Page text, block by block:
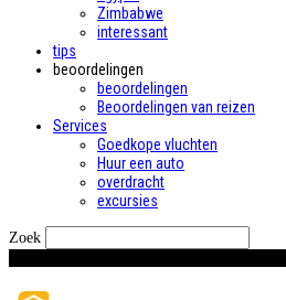
Zimbabwe
interessant
tips
beoordelingen
beoordelingen
Beoordelingen van reizen
Services
Goedkope vluchten
Huur een auto
overdracht
excursies
Zoek